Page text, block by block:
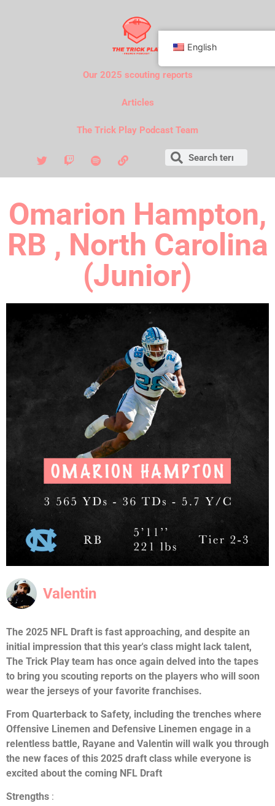
Our 2025 scouting reports
Articles
The Trick Play Podcast Team
Omarion Hampton,
RB , North Carolina
(Junior)
Valentin
The 2025 NFL Draft is fast approaching, and despite an
initial impression that this year's class might lack talent,
The Trick Play team has once again delved into the tapes
to bring you scouting reports on the players who will soon
wear the jerseys of your favorite franchises.
From Quarterback to Safety, including the trenches where
Offensive Linemen and Defensive Linemen engage in a
relentless battle, Rayane and Valentin will walk you through
the new faces of this 2025 draft class while everyone is
excited about the coming NFL Draft
Strengths :
English